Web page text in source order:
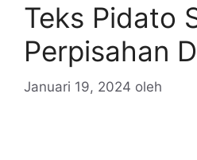
Teks Pidato
Perpisahan
Januari 19, 2024 oleh